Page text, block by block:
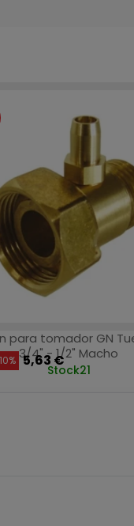
para tomador GN
3/4" - 1/2" Macho
5,63 €
Stock21